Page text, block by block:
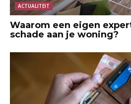
ACTUALITEIT
Waarom een eigen
schade aan je woning?